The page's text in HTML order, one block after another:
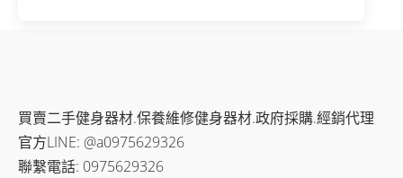
買賣二手健身器材.保養維修健身器材.政府採購.經銷代理
官方LINE: @a0975629326
聯繫電話: 0975629326